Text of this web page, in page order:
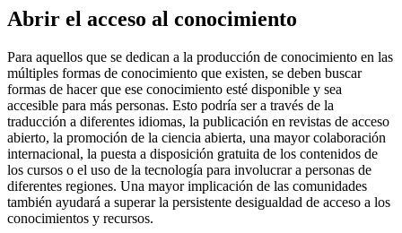
Abrir el acceso al conocimiento
Para aquellos que se dedican a la producción de conocimiento en las
múltiples formas de conocimiento que existen, se deben buscar
formas de hacer que ese conocimiento esté disponible y sea
accesible para más personas. Esto podría ser a través de la
traducción a diferentes idiomas, la publicación en revistas de acceso
abierto, la promoción de la ciencia abierta, una mayor colaboración
internacional, la puesta a disposición gratuita de los contenidos de
los cursos o el uso de la tecnología para involucrar a personas de
diferentes regiones. Una mayor implicación de las comunidades
también ayudará a superar la persistente desigualdad de acceso a los
conocimientos y recursos.